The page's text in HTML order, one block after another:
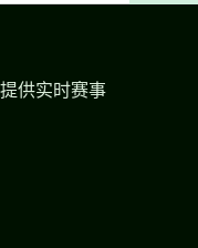
供实时赛事